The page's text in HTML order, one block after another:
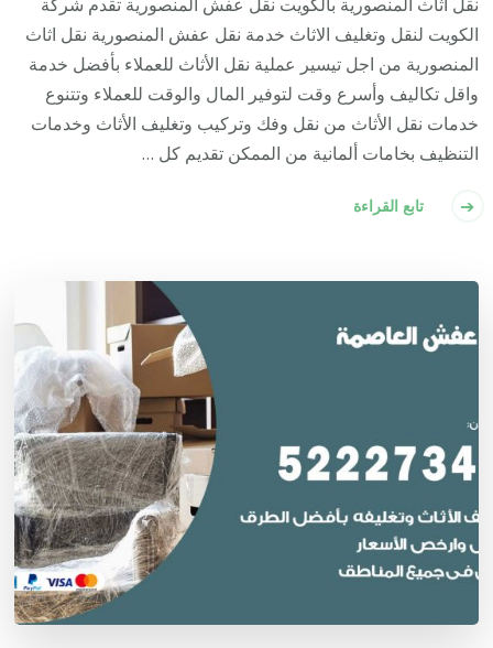
الكويت لنقل وتغليف الاثاث خدمة نقل عفش المنصورية نقل اثاث
المنصورية من اجل تيسير عملية نقل الأثاث للعملاء بأفضل خدمة
واقل تكاليف وأسرع وقت لتوفير المال والوقت للعملاء وتتنوع
خدمات نقل الأثاث من نقل وفك وتركيب وتغليف الأثاث وخدمات
التنظيف بخامات ألمانية من الممكن تقديم كل …
تابع القراءة